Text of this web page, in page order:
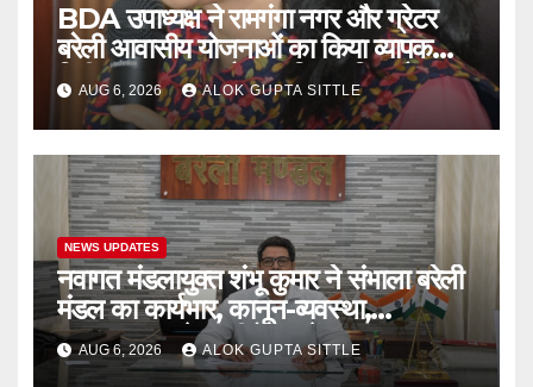
BDA उपाध्यक्ष ने रामगंगा नगर और ग्रेटर
बरेली आवासीय योजनाओं का किया व्यापक
निरीक्षण, गुणवत्ता और नागरिक सुविधाओं पर
दिए सख्त निर्देश..
AUG 6, 2026 ALOK GUPTA SITTLE
NEWS UPDATES
नवागत मंडलायुक्त शंभू कुमार ने संभाला बरेली
मंडल का कार्यभार, कानून-व्यवस्था,
भ्रष्टाचारपर रहेगा जीरो टॉलरेंस..
AUG 6, 2026 ALOK GUPTA SITTLE